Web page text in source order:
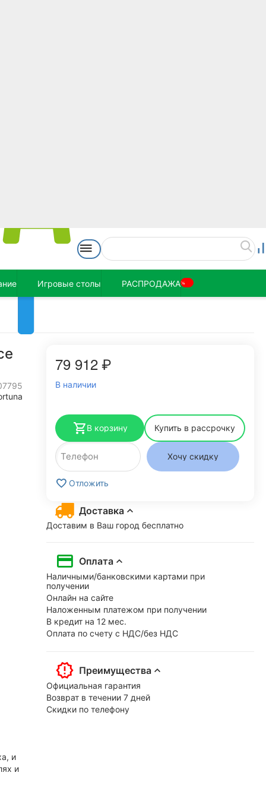
Игровые столы РАСПРОДАЖА%
79 912₽
В наличии
В корзину Купить в рассрочку
Хочу скидку
Отложить
Доставка
Доставим в Ваш город бесплатно
Оплата
Наличными/банковскими картами при
получении
Онлайн на сайте
Наложенным платежом при получении
В кредит на 12 мес.
Оплата по счету с НДС/без НДС
Преимущества
Официальная гарантия
Возврат в течении 7 дней
Скидки по телефону
и
и